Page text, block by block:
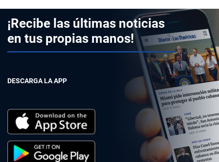
¡Recibe las últimas noticias
en tus propias manos!
DESCARGA LA APP